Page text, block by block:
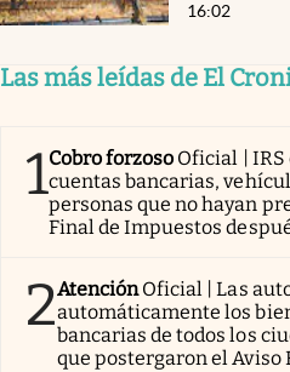
16:02
Las más leídas de El
1Cobro forzoso Oficial |
cuentas bancarias,
personas que no hayan
Final de Impuestos
2AtenciónOficial | Las
automáticamente los
bancarias de todos los
que postergaron el Aviso